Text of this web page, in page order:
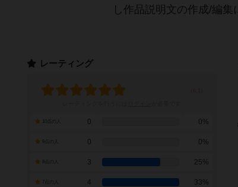
し作品説明文の作成/編
レーティング
0 0%
0 0%
3 25%
7点の人 4 33%